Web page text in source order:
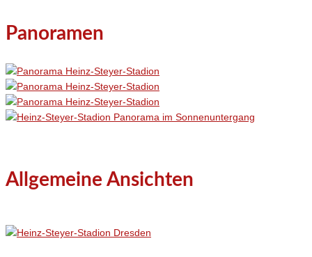
Panoramen
Allgemeine Ansichten